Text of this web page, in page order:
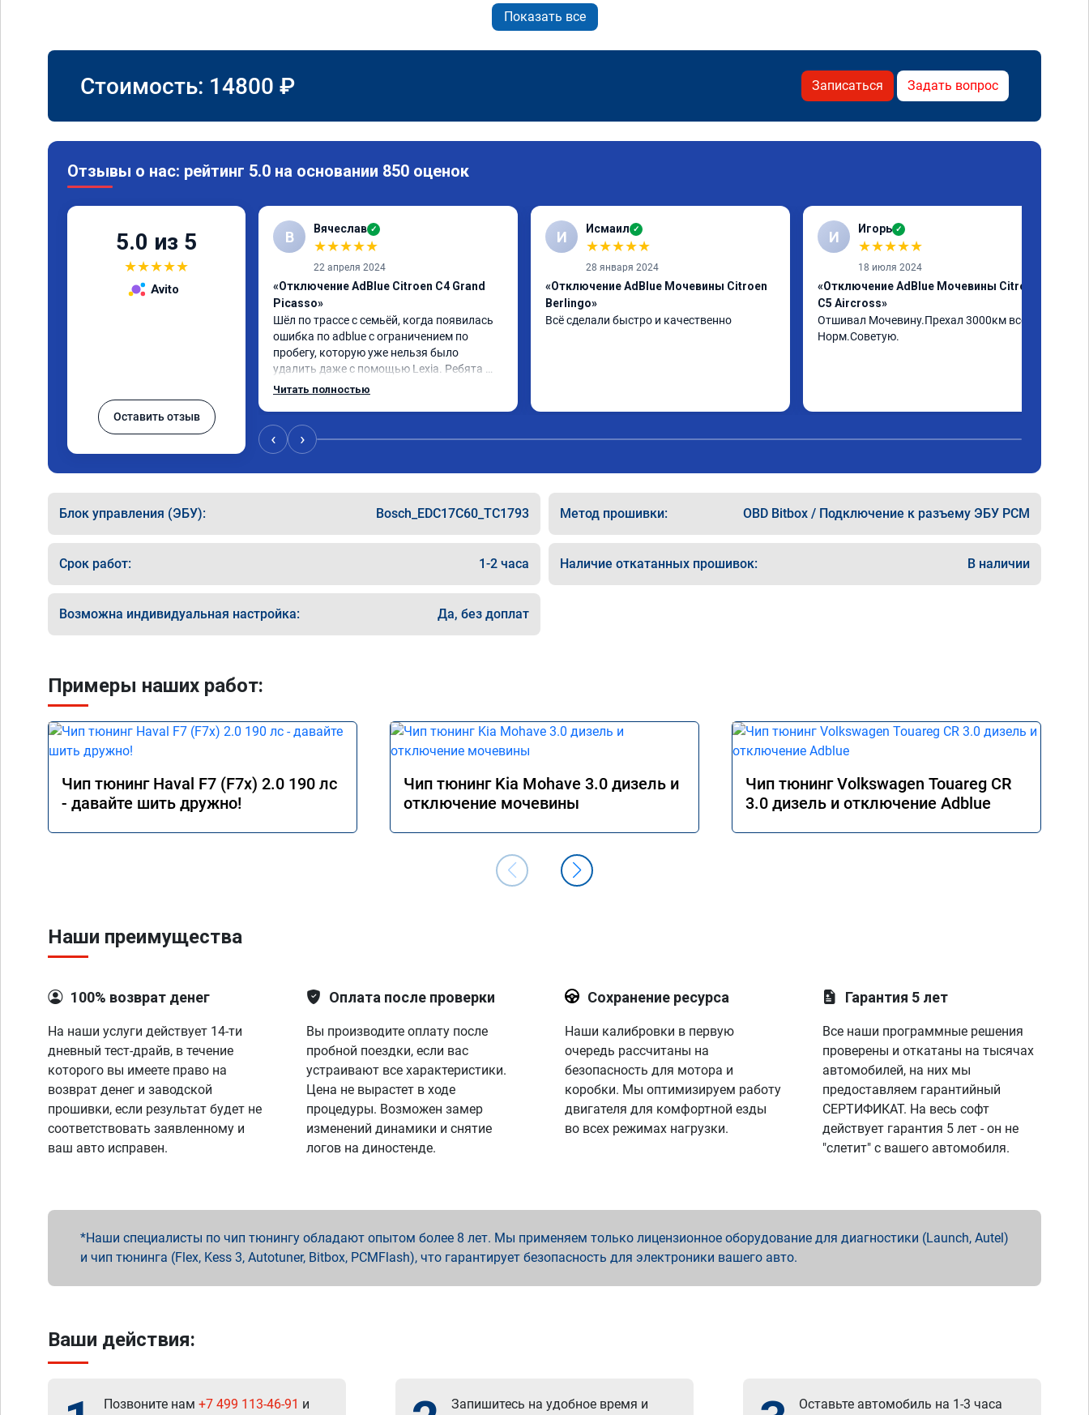
Показать все
Стоимость: 14800 ₽ Записаться Задать вопрос
Отзывы о нас: рейтинг 5.0 на основании 850 оценок
5.0 из 5
★★★★★
Avito
Оставить отзыв
В Вячеслав ✓
★★★★★
22 апреля 2024
«Отключение AdBlue Citroen C4 Grand
Picasso»
Шёл по трассе с семьёй, когда появилась
ошибка по adblue с ограничением по
пробегу, которую уже нельзя было
удалить даже с помощью Lexia. Ребята
пошли навстречу, оперативно приняли и
Читать полностью
И Исмаил ✓
★★★★★
28 января 2024
«Отключение AdBlue Мочевины Citroen
Berlingo»
Всё сделали быстро и качественно
И Игорь ✓
★★★★★
18 июля 2024
«Отключение AdBlue Мочевины Citroen
C5 Aircross»
Отшивал Мочевину.Прехал 3000км всё
Норм.Советую.
‹ ›
Блок управления (ЭБУ): Bosch_EDC17C60_TC1793 Метод прошивки: OBD Bitbox / Подключение к разъему ЭБУ PCM
Срок работ: 1-2 часа Наличие откатанных прошивок: В наличии
Возможна индивидуальная настройка: Да, без доплат
Примеры наших работ:
Чип тюнинг Haval F7 (F7x) 2.0 190 лс
- давайте шить дружно!
Чип тюнинг Kia Mohave 3.0 дизель и
отключение мочевины
Чип тюнинг Volkswagen Touareg CR
3.0 дизель и отключение Adblue
Наши преимущества
100% возврат денег
На наши услуги действует 14-ти
дневный тест-драйв, в течение
которого вы имеете право на
возврат денег и заводской
прошивки, если результат будет не
соответствовать заявленному и
ваш авто исправен.
Оплата после проверки
Вы производите оплату после
пробной поездки, если вас
устраивают все характеристики.
Цена не вырастет в ходе
процедуры. Возможен замер
изменений динамики и снятие
логов на диностенде.
Сохранение ресурса
Наши калибровки в первую
очередь рассчитаны на
безопасность для мотора и
коробки. Мы оптимизируем работу
двигателя для комфортной езды
во всех режимах нагрузки.
Гарантия 5 лет
Все наши программные решения
проверены и откатаны на тысячах
автомобилей, на них мы
предоставляем гарантийный
СЕРТИФИКАТ. На весь софт
действует гарантия 5 лет - он не
"слетит" с вашего автомобиля.
Наши специалисты по чип тюнингу обладают опытом более 8 лет. Мы применяем только лицензионное оборудование для диагностики (Launch, Autel)
и чип тюнинга (Flex, Kess 3, Autotuner, Bitbox, PCMFlash), что гарантирует безопасность для электроники вашего авто.
Ваши действия:
Позвоните нам +7 499 113-46-91 и Запишитесь на удобное время и Оставьте автомобиль на 1-3 часа